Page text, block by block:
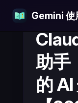
Skip to content
Gemini 使
助手
的